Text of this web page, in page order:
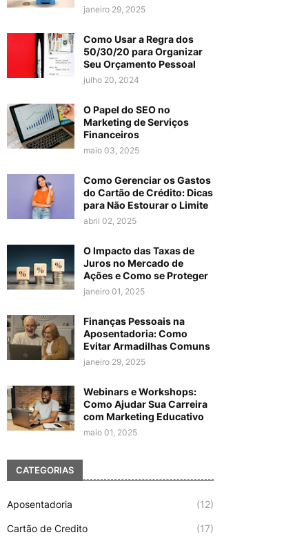
janeiro 29, 2025
Como Usar a Regra dos
50/30/20 para Organizar
Seu Orçamento Pessoal
julho 20, 2024
O Papel do SEO no
Marketing de Serviços
Financeiros
maio 03, 2025
Como Gerenciar os Gastos
do Cartão de Crédito: Dicas
para Não Estourar o Limite
abril 02, 2025
O Impacto das Taxas de
Juros no Mercado de
Ações e Como se Proteger
janeiro 01, 2025
Finanças Pessoais na
Aposentadoria: Como
Evitar Armadilhas Comuns
janeiro 29, 2025
Webinars e Workshops:
Como Ajudar Sua Carreira
com Marketing Educativo
maio 01, 2025
CATEGORIAS
Aposentadoria (12)
Cartão de Credito (17)